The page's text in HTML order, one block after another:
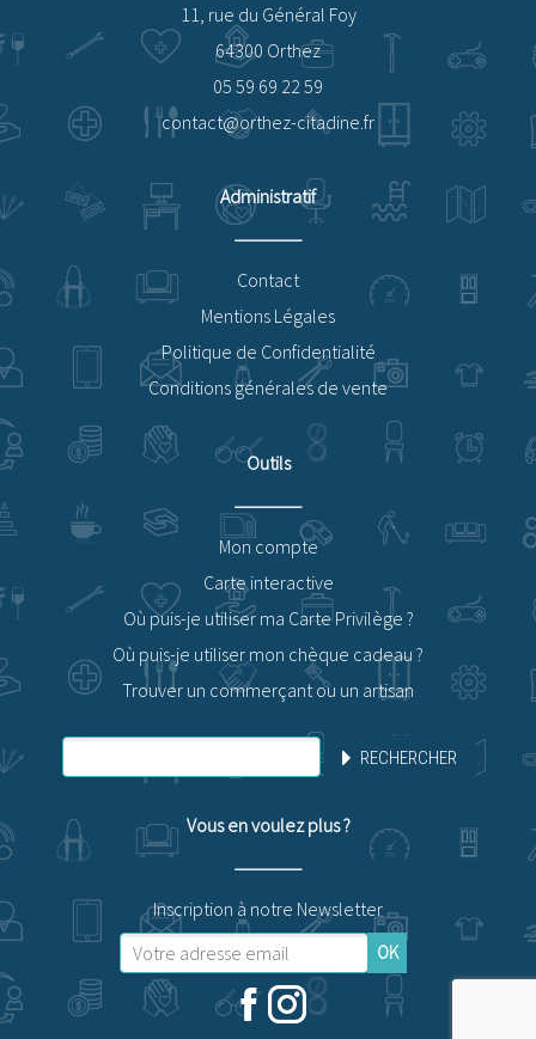
11, rue du Général Foy
64300 Orthez
05 59 69 22 59
contact@orthez-citadine.fr
Administratif
Contact
Mentions Légales
Politique de Confidentialité
Conditions générales de vente
Outils
Mon compte
Carte interactive
Où puis-je utiliser ma Carte Privilège ?
Où puis-je utiliser mon chèque cadeau ?
Trouver un commerçant ou un artisan
RECHERCHER
Vous en voulez plus ?
Inscription à notre Newsletter
OK